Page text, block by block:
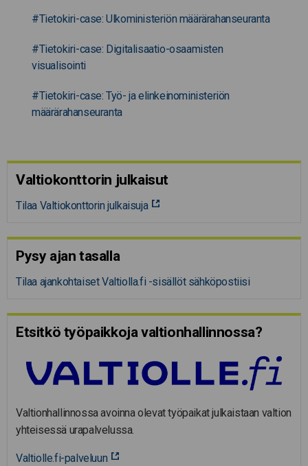
#Tietokiri-case: Ulkoministeriön määrärahanseuranta
#Tietokiri-case: Digitalisaatio-osaamisten
visualisointi
#Tietokiri-case: Työ- ja elinkeinoministeriön
määrärahanseuranta
Valtiokonttorin julkaisut
Tilaa Valtiokonttorin julkaisuja
Pysy ajan tasalla
Tilaa ajankohtaiset Valtiolla.fi -sisällöt sähköpostiisi
Etsitkö työpaikkoja valtion­hal­lin­nossa?
Valtionhallinnossa avoinna olevat työpaikat julkaistaan valtion
yhteisessä urapalvelussa.
Valtiolle.fi-palveluun